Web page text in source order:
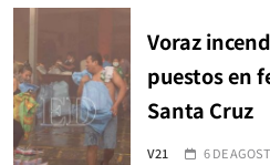
Voraz
puestos en
Santa Cruz
V21 6 DE